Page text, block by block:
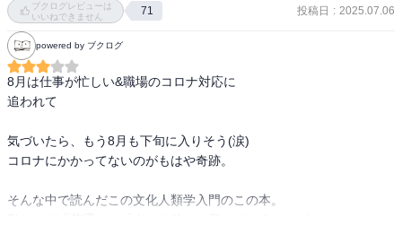
ブクログレビューは
いいねできません
71 投稿日 : 2025.07.06
powered by ブクログ
8月は仕事が忙しい&職場のコロナ対応に
追われて
気づいたら、もう8月も下旬に入りそう(涙)
コロナにかかってないのがもはや奇跡。
そんな中で読んだこの文化人類学入門のこの本。